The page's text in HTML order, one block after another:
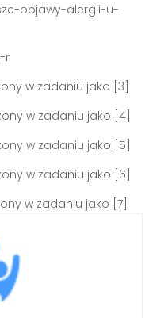
objawy-alergii-u-
r
w zadaniu jako [3]
w zadaniu jako [4]
w zadaniu jako [5]
w zadaniu jako [6]
w zadaniu jako [7]